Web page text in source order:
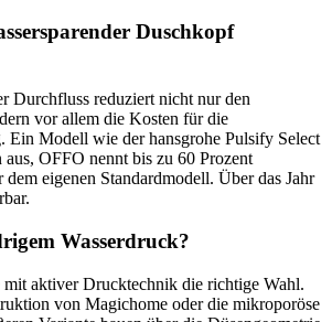
Duschkopf
Durchfluss reduziert nicht nur den
vor allem die Kosten für die
Ein Modell wie der hansgrohe Pulsify Select
OFFO nennt bis zu 60 Prozent
dem eigenen Standardmodell. Über das Jahr
Wasserdruck?
aktiver Drucktechnik die richtige Wahl.
von Magichome oder die mikroporöse